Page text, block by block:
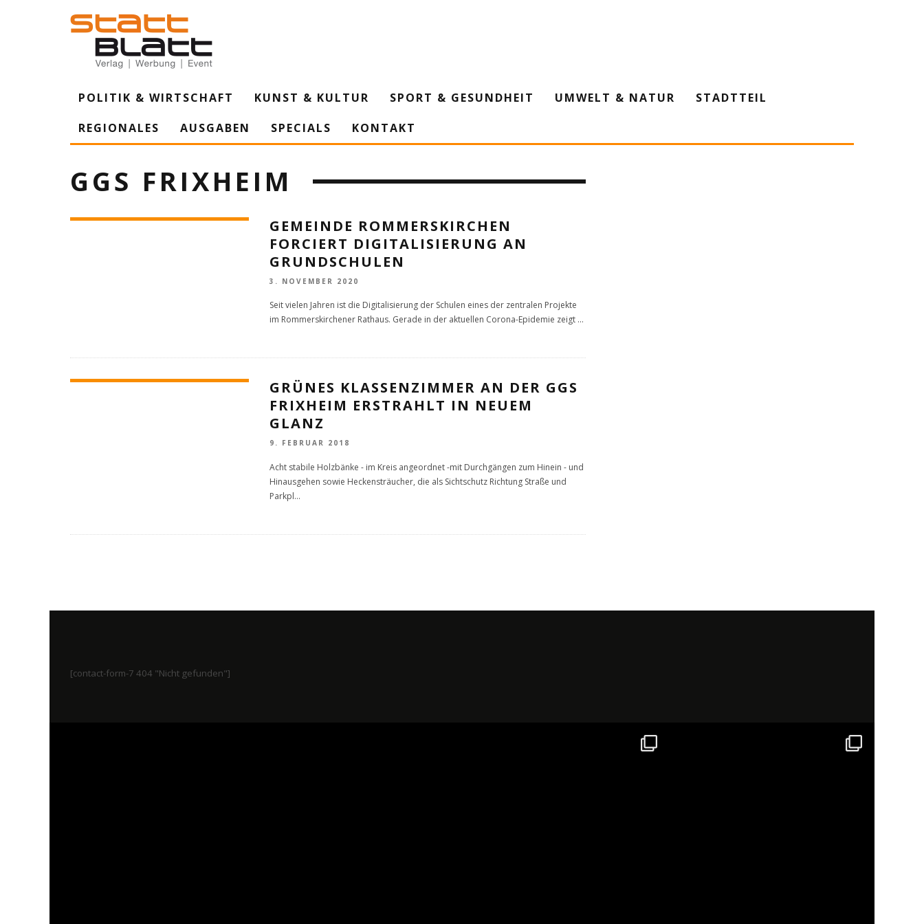
POLITIK & WIRTSCHAFT KUNST & KULTUR SPORT & GESUNDHEIT UMWELT & NATUR
STADTTEIL
REGIONALES
AUSGABEN SPECIALS KONTAKT
GGS FRIXHEIM
GEMEINDE ROMMERSKIRCHEN
FORCIERT DIGITALISIERUNG AN
GRUNDSCHULEN
3. NOVEMBER 2020
Seit vielen Jahren ist die Digitalisierung der Schulen eines der zentralen Projekte
im Rommerskirchener Rathaus. Gerade in der aktuellen Corona-Epidemie zeigt ...
GRÜNES KLASSENZIMMER AN DER GGS
FRIXHEIM ERSTRAHLT IN NEUEM
GLANZ
9. FEBRUAR 2018
Acht stabile Holzbänke - im Kreis angeordnet -mit Durchgängen zum Hinein - und
Hinausgehen sowie Heckensträucher, die als Sichtschutz Richtung Straße und
Parkpl...
[contact-form-7 404 "Nicht gefunden"]